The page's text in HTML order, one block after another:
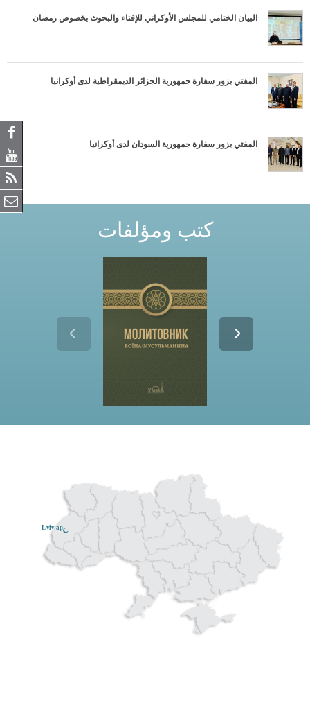
البيان الختامي للمجلس الأوكراني للإفتاء والبحوث بخصوص رمضان
المفتي يزور سفارة جمهورية الجزائر الديمقراطية لدى أوكرانيا
المفتي يزور سفارة جمهورية السودان لدى أوكرانيا
كتب ومؤلفات
Lviv ар